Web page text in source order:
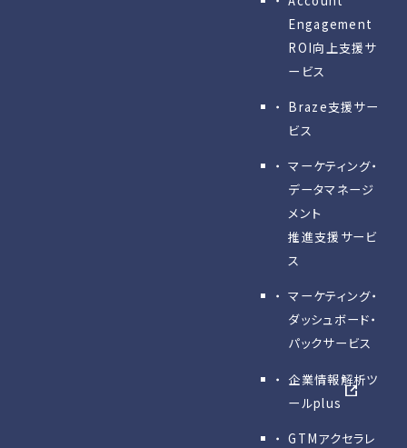
Engagement
ROI向上支援サ
ービス
Braze支援サー
ビス
マーケティング・
データマネージ
メント
推進支援サービ
ス
マーケティング・
ダッシュボード・
パックサービス
企業情報解析ツ
ールplus
GTMアクセラレ